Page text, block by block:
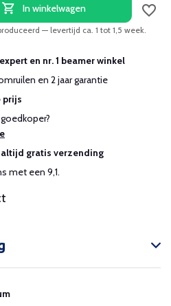
In winkelwagen
— levertijd ca. 1 tot 1,5 week.
en nr. 1 beamer winkel
en 2 jaar garantie
prijs
gratis verzending
met een 9,1.